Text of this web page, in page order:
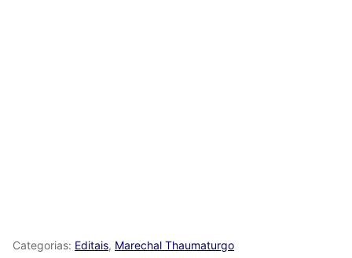
Categorias: Editais, Marechal Thaumaturgo